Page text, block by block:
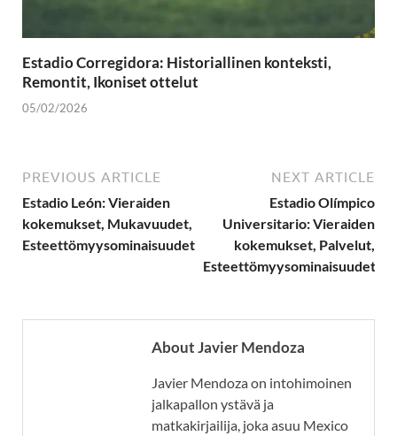
Estadio Corregidora: Historiallinen konteksti,
Remontit, Ikoniset ottelut
05/02/2026
PREVIOUS ARTICLE
Estadio León: Vieraiden
kokemukset, Mukavuudet,
Esteettömyysominaisuudet
NEXT ARTICLE
Estadio Olímpico
Universitario: Vieraiden
kokemukset, Palvelut,
Esteettömyysominaisuudet
About Javier Mendoza
Javier Mendoza on intohimoinen
jalkapallon ystävä ja
matkakirjailija, joka asuu Mexico